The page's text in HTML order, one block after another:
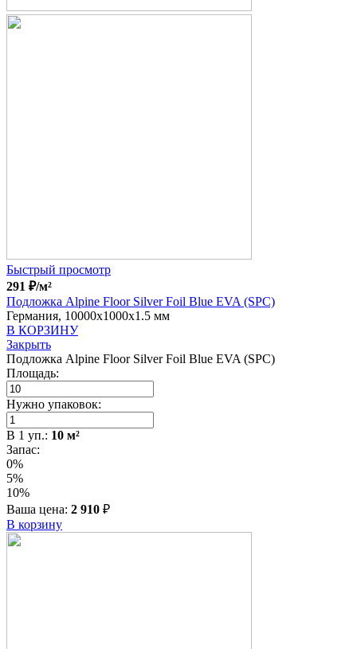
Быстрый просмотр
291 ₽/м²
Подложка Alpine Floor Silver Foil Blue EVA (SPC)
Германия, 10000x1000x1.5 мм
В КОРЗИНУ
Закрыть
Подложка Alpine Floor Silver Foil Blue EVA (SPC)
Площадь:
Нужно упаковок:
В 1 уп.: 10 м²
Запас:
0%
5%
10%
Ваша цена: 2 910 ₽
В корзину